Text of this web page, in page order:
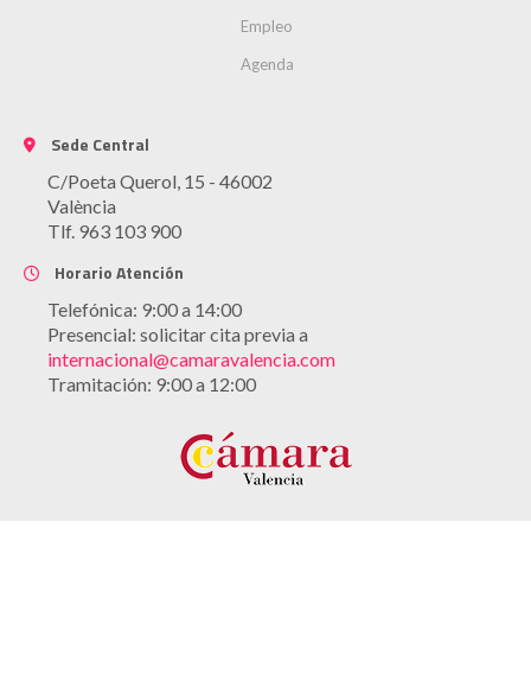
Empleo
Agenda
Sede Central
C/Poeta Querol, 15 - 46002
València
Tlf. 963 103 900
Horario Atención
Telefónica: 9:00 a 14:00
Presencial: solicitar cita previa a
internacional@camaravalencia.com
Tramitación: 9:00 a 12:00